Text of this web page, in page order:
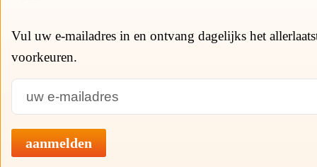
Vul uw e-mailadres in en ontvang dagelijks het
voorkeuren.
aanmelden